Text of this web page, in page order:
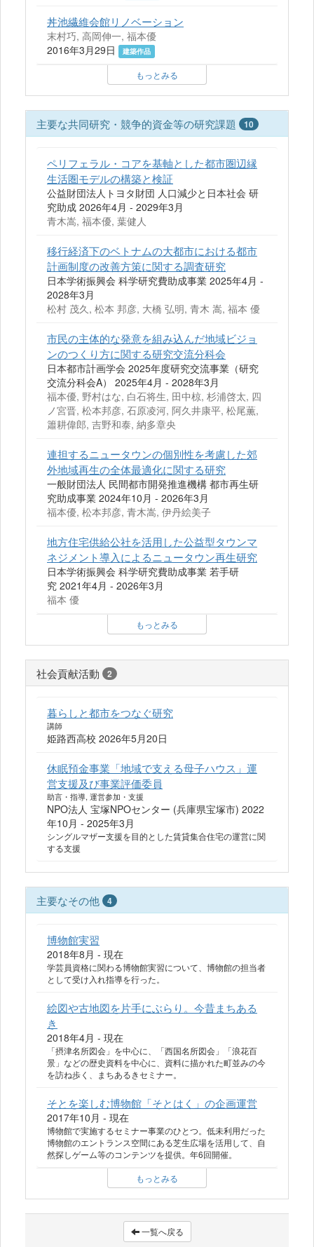
丼池繊維会館リノベーション
末村巧, 高岡伸一, 福本優
2016年3月29日
建築作品
もっとみる
主要な共同研究・競争的資金等の研究課題 10
ペリフェラル・コアを基軸とした都市圏辺縁
生活圏モデルの構築と検証
公益財団法人トヨタ財団 人口減少と日本社会 研
究助成 2026年4月 - 2029年3月
青木嵩, 福本優, 葉健人
移行経済下のベトナムの大都市における都市
計画制度の改善方策に関する調査研究
日本学術振興会 科学研究費助成事業 2025年4月 -
2028年3月
松村 茂久, 松本 邦彦, 大橋 弘明, 青木 嵩, 福本 優
市民の主体的な発意を組み込んだ地域ビジョ
ンのつくり方に関する研究交流分科会
日本都市計画学会 2025年度研究交流事業（研究
交流分科会A） 2025年4月 - 2028年3月
福本優, 野村はな, 白石将生, 田中椋, 杉浦啓太, 四
ノ宮晋, 松本邦彦, 石原凌河, 阿久井康平, 松尾薫,
簫耕偉郎, 吉野和泰, 納多章央
連担するニュータウンの個別性を考慮した郊
外地域再生の全体最適化に関する研究
一般財団法人 民間都市開発推進機構 都市再生研
究助成事業 2024年10月 - 2026年3月
福本優, 松本邦彦, 青木嵩, 伊丹絵美子
地方住宅供給公社を活用した公益型タウンマ
ネジメント導入によるニュータウン再生研究
日本学術振興会 科学研究費助成事業 若手研
究 2021年4月 - 2026年3月
福本 優
もっとみる
社会貢献活動 2
暮らしと都市をつなぐ研究
講師
姫路西高校 2026年5月20日
休眠預金事業「地域で支える母子ハウス」運
営支援及び事業評価委員
助言・指導, 運営参加・支援
NPO法人 宝塚NPOセンター (兵庫県宝塚市) 2022
年10月 - 2025年3月
シングルマザー支援を目的とした賃貸集合住宅の運営に関
する支援
主要なその他 4
博物館実習
2018年8月 - 現在
学芸員資格に関わる博物館実習について、博物館の担当者
として受け入れ指導を行った。
絵図や古地図を片手にぶらり。今昔まちある
き
2018年4月 - 現在
「摂津名所図会」を中心に、「西国名所図会」「浪花百
景」などの歴史資料を中心に、資料に描かれた町並みの今
を訪ね歩く、まちあるきセミナー。
そとを楽しむ博物館「そとはく」の企画運営
2017年10月 - 現在
博物館で実施するセミナー事業のひとつ。低未利用だった
博物館のエントランス空間にある芝生広場を活用して、自
然探しゲーム等のコンテンツを提供。年6回開催。
もっとみる
一覧へ戻る